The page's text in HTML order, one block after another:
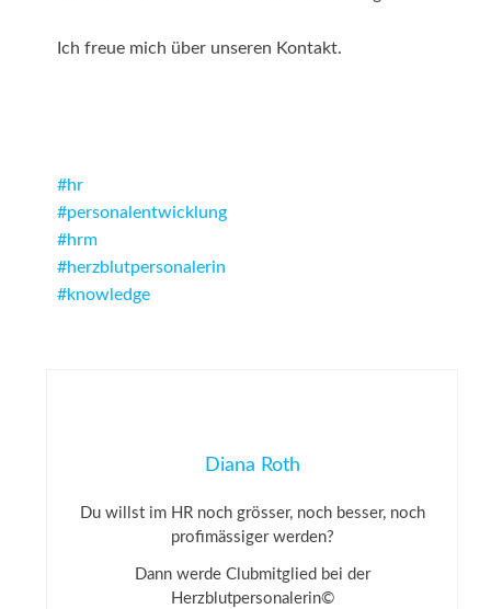
Ich freue mich über unseren Kontakt.
#hr
#personalentwicklung
#hrm
#herzblutpersonalerin
#knowledge
Diana Roth
Du willst im HR noch grösser, noch besser, noch
profimässiger werden?
Dann werde Clubmitglied bei der
Herzblutpersonalerin©